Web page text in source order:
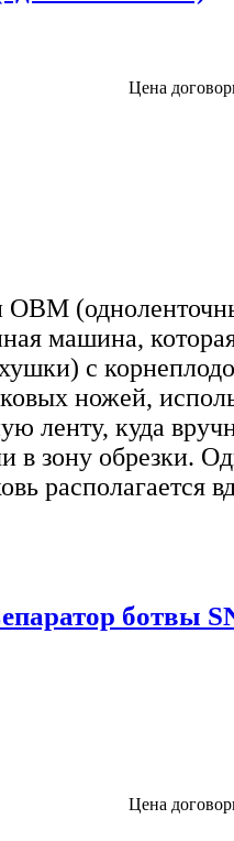
Цена
OBM
машина,
с
ножей,
ленту, куда
в зону обрезки.
располагается
ботвы
Цена